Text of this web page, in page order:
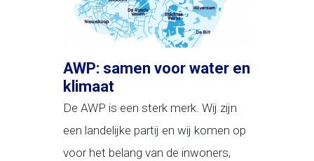
AWP: samen voor water en
klimaat
De AWP is een sterk merk. Wij zijn
een landelijke partij en wij komen op
voor het belang van de inwoners,